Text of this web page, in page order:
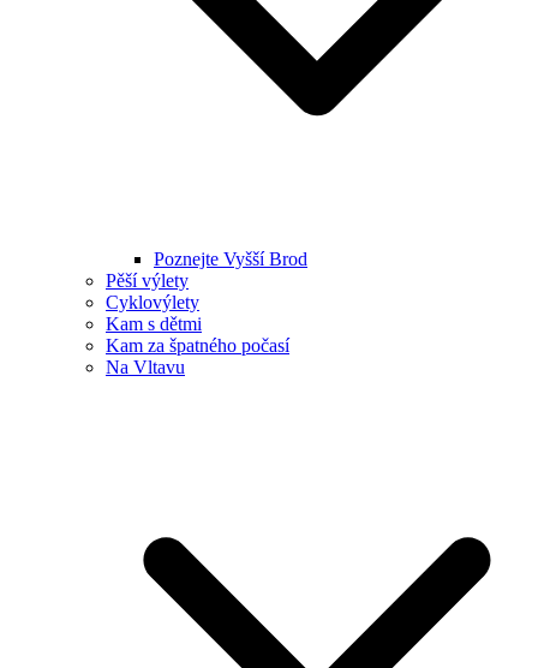
Poznejte Vyšší Brod
Pěší výlety
Cyklovýlety
Kam s dětmi
Kam za špatného počasí
Na Vltavu